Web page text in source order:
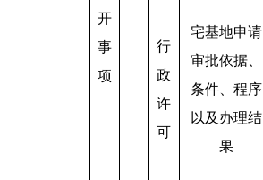
开
事
项
行
政
许
可
宅基地申请
审批依据、
条件、程序
以及办理结
果